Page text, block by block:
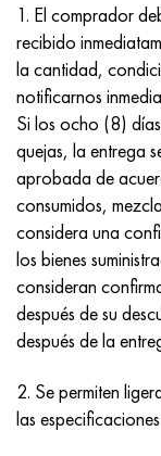
1. El comprador
recibido
la cantidad,
notificarnos
Si los ocho (8)
quejas, la entrega
aprobada de
consumidos,
considera una
los bienes
consideran
después de su
después de la
2. Se permiten
las